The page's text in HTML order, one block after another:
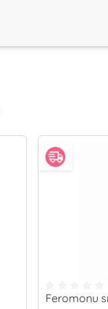
Feromonu